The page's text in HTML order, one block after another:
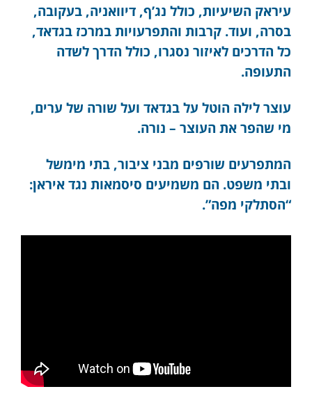
עיראק השיעיות, כולל נג’ף, דיוואניה, בעקובה,
בסרה, ועוד. קרבות והתפרעויות במרכז בגדאד,
כל הדרכים לאיזור נסגרו, כולל הדרך לשדה
התעופה.
עוצר לילה הוטל על בגדאד ועל שורה של ערים,
מי שהפר את העוצר – נורה.
המתפרעים שורפים מבני ציבור, בתי מימשל
ובתי משפט. הם משמיעים סיסמאות נגד איראן:
“הסתלקי מפה”.